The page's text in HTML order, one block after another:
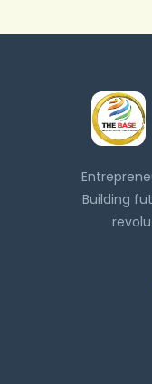
Building